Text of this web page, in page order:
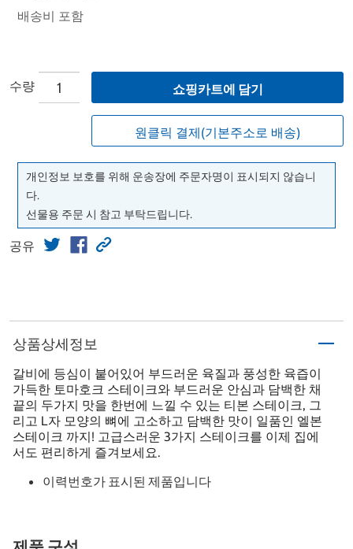
배송비 포함
수량 쇼핑카트에 담기
원클릭 결제(기본주소로 배송)
개인정보 보호를 위해 운송장에 주문자명이 표시되지 않습니
다.
선물용 주문 시 참고 부탁드립니다.
공유
상품상세정보
갈비에 등심이 붙어있어 부드러운 육질과 풍성한 육즙이
가득한 토마호크 스테이크와 부드러운 안심과 담백한 채
끝의 두가지 맛을 한번에 느낄 수 있는 티본 스테이크, 그
리고 L자 모양의 뼈에 고소하고 담백한 맛이 일품인 엘본
스테이크 까지! 고급스러운 3가지 스테이크를 이제 집에
서도 편리하게 즐겨보세요.
이력번호가 표시된 제품입니다